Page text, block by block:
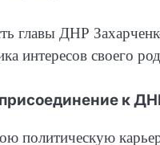
главы ДНР
интересов своего
к
политическую